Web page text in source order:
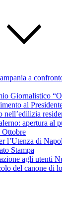
a
Giornalistico
al
nell’edilizia
apertura al
Ottobre
l’Utenza di
Stampa
agli utenti
del canone di